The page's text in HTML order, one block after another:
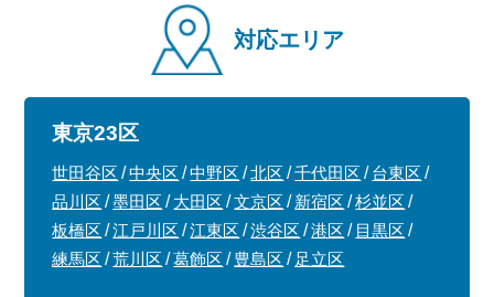
対応エリア
東京23区
世田谷区 中央区 中野区 北区 千代田区
台東区
品川区
墨田区 大田区 文京区 新宿区
杉並区
板橋区
江戸川区 江東区 渋谷区 港区
目黒区
練馬区
荒川区 葛飾区 豊島区 足立区